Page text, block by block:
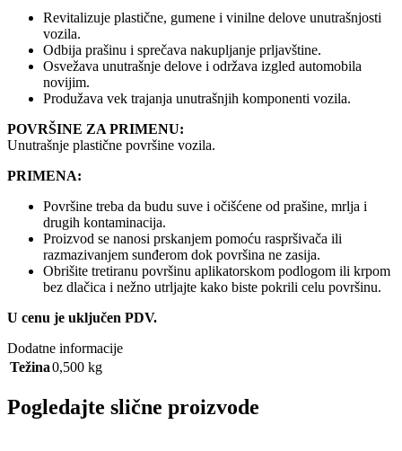
Revitalizuje plastične, gumene i vinilne delove unutrašnjosti
vozila.
Odbija prašinu i sprečava nakupljanje prljavštine.
Osvežava unutrašnje delove i održava izgled automobila
novijim.
Produžava vek trajanja unutrašnjih komponenti vozila.
POVRŠINE ZA PRIMENU:
Unutrašnje plastične površine vozila.
PRIMENA:
Površine treba da budu suve i očišćene od prašine, mrlja i
drugih kontaminacija.
Proizvod se nanosi prskanjem pomoću raspršivača ili
razmazivanjem sunđerom dok površina ne zasija.
Obrišite tretiranu površinu aplikatorskom podlogom ili krpom
bez dlačica i nežno utrljajte kako biste pokrili celu površinu.
U cenu je uključen PDV.
Dodatne informacije
Težina0,500 kg
Pogledajte slične proizvode